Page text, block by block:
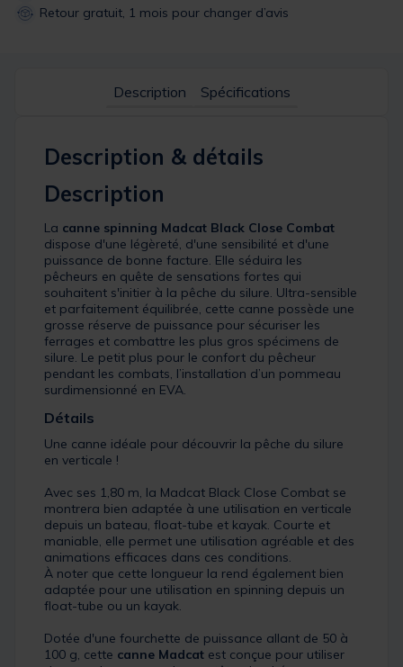
Retour gratuit, 1 mois pour changer d’avis
Description Spécifications
Description & détails
Description
La canne spinning Madcat Black Close Combat
dispose d'une légèreté, d'une sensibilité et d'une
puissance de bonne facture. Elle séduira les
pêcheurs en quête de sensations fortes qui
souhaitent s'initier à la pêche du silure. Ultra-sensible
et parfaitement équilibrée, cette canne possède une
grosse réserve de puissance pour sécuriser les
ferrages et combattre les plus gros spécimens de
silure. Le petit plus pour le confort du pêcheur
pendant les combats, l’installation d’un pommeau
surdimensionné en EVA.
Détails
Une canne idéale pour découvrir la pêche du silure
en verticale !
Avec ses 1,80 m, la Madcat Black Close Combat se
montrera bien adaptée à une utilisation en verticale
depuis un bateau, float-tube et kayak. Courte et
maniable, elle permet une utilisation agréable et des
animations efficaces dans ces conditions.
À noter que cette longueur la rend également bien
adaptée pour une utilisation en spinning depuis un
float-tube ou un kayak.
Dotée d'une fourchette de puissance allant de 50 à
100 g, cette canne Madcat est conçue pour utiliser